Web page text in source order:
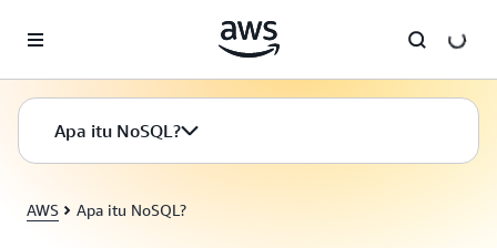
Apa itu NoSQL?
AWS Apa itu NoSQL?